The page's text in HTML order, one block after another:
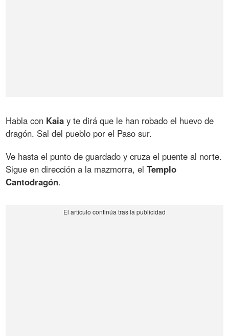
Habla con Kaia y te dirá que le han robado el huevo de
dragón. Sal del pueblo por el Paso sur.
Ve hasta el punto de guardado y cruza el puente al norte.
Sigue en dirección a la mazmorra, elTemplo
Cantodragón.